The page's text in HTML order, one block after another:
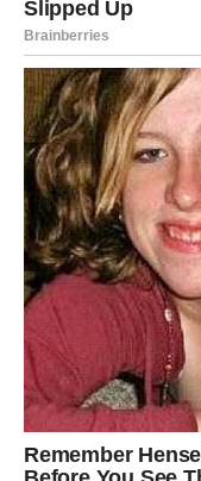
Bikovi ulaze u jedan
vreme. Ovo je
kroz umor i
znakove promene
Male pobede
nije bilo uzaludno. I
vreme pripremalo
nagrade.